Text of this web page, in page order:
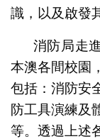
識，以及啟發
消防局走
本澳各間校園
包括：消防安
防工具演練及
等。透過上述